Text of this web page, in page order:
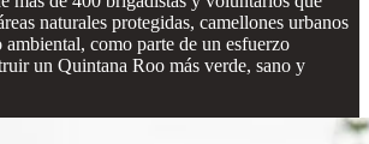
naturales protegidas, camellones urbanos
como parte de un esfuerzo
un Quintana Roo más verde, sano y